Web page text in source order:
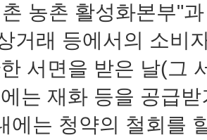
농촌 활성화본부"
상거래 등에서의 소
서면을 받은 날(그
는 재화 등을 공급
에는 청약의 철회를